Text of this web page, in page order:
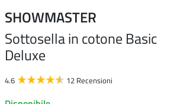
SHOWMASTER
Sottosella in cotone Basic
Deluxe
4.6 12 Recensioni